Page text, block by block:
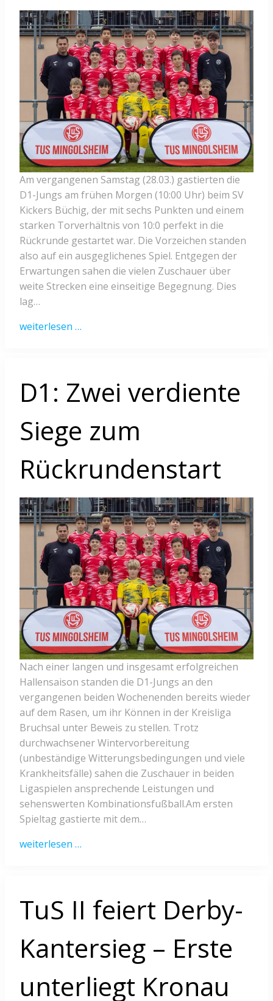
Am vergangenen Samstag (28.03.) gastierten die
D1-Jungs am frühen Morgen (10:00 Uhr) beim SV
Kickers Büchig, der mit sechs Punkten und einem
starken Torverhältnis von 10:0 perfekt in die
Rückrunde gestartet war. Die Vorzeichen standen
also auf ein ausgeglichenes Spiel. Entgegen der
Erwartungen sahen die vielen Zuschauer über
weite Strecken eine einseitige Begegnung. Dies
lag…
weiterlesen …
D1: Zwei verdiente
Siege zum
Rückrundenstart
Nach einer langen und insgesamt erfolgreichen
Hallensaison standen die D1-Jungs an den
vergangenen beiden Wochenenden bereits wieder
auf dem Rasen, um ihr Können in der Kreisliga
Bruchsal unter Beweis zu stellen. Trotz
durchwachsener Wintervorbereitung
(unbeständige Witterungsbedingungen und viele
Krankheitsfälle) sahen die Zuschauer in beiden
Ligaspielen ansprechende Leistungen und
sehenswerten Kombinationsfußball.Am ersten
Spieltag gastierte mit dem…
weiterlesen …
TuS II feiert Derby-
Kantersieg – Erste
unterliegt Kronau